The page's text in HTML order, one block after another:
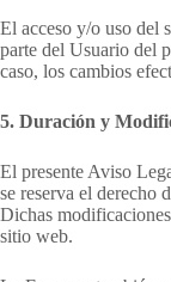
El acceso y/o uso del
parte del Usuario del
caso, los cambios
5. Duración y
El presente Aviso
se reserva el derecho
Dichas
sitio web.